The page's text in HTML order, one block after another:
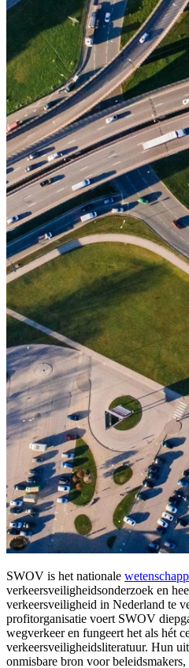
SWOV is het nationale
verkeersveiligheidsonderzoek en
verkeersveiligheid in Nederland te
profitorganisatie voert SWOV
wegverkeer en fungeert het als hét
verkeersveiligheidsliteratuur. Hun
onmisbare bron voor